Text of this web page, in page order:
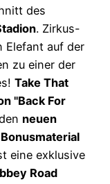
des
. Zirkus-
Elefant auf der
zu einer der
Take That
"Back For
neuen
Bonusmaterial
eine exklusive
Road